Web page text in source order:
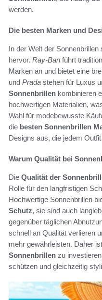
werden.
Die besten Marken und
In der Welt der
hervor. Ray-Ban führt
Marken an und bietet eine
und Prada stehen für Luxus
Sonnenbrillen kombinieren
hochwertigen Materialien,
Wahl für modebewusste
die besten Sonnenbrillen
Designs aus, die jedem
Warum Qualität bei
Die Qualität der
Rolle für den langfristigen
Hochwertige Sonnenbrillen
Schutz, sie sind auch
gegenüber täglichen
schnell an Qualität verlieren
mehr gewährleisten. Daher
Sonnenbrillen zu
schützen und gleichzeitig